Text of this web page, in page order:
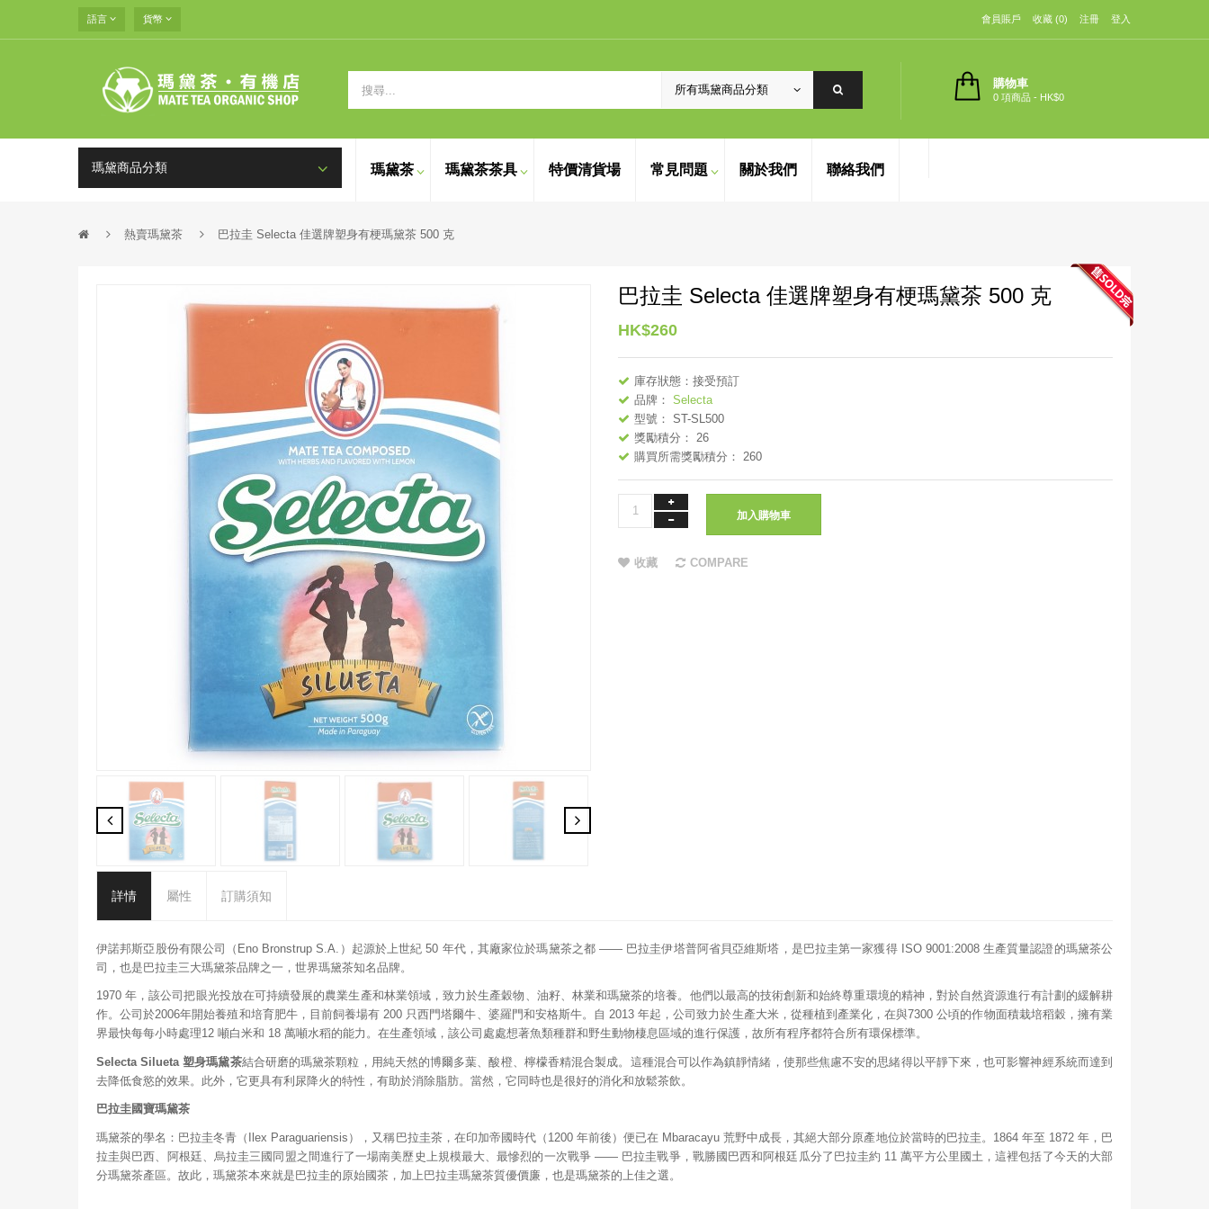
語言 貨幣 會員賬戶 收藏 (0) 注冊 登入
購物車
0 項商品 - HK$0
瑪黛商品分類 瑪黛茶 瑪黛茶茶具 特價清貨場 常見問題 關於我們 聯絡我們
熱賣瑪黛茶 巴拉圭 Selecta 佳選牌塑身有梗瑪黛茶 500 克
巴拉圭 Selecta 佳選牌塑身有梗瑪黛茶 500 克
HK$260
庫存狀態：接受預訂
品牌： Selecta
型號： ST-SL500
獎勵積分： 26
購買所需獎勵積分： 260
加入購物車
收藏 COMPARE
詳情 屬性 訂購須知
伊諾邦斯亞股份有限公司（Eno Bronstrup S.A.）起源於上世紀 50 年代，其廠家位於瑪黛茶之都 —— 巴拉圭伊塔普阿省貝亞維斯塔，是巴拉圭第一家獲得 ISO 9001:2008 生產質量認證的瑪黛茶公
司，也是巴拉圭三大瑪黛茶品牌之一，世界瑪黛茶知名品牌。
1970 年，該公司把眼光投放在可持續發展的農業生產和林業領域，致力於生產穀物、油籽、林業和瑪黛茶的培養。他們以最高的技術創新和始終尊重環境的精神，對於自然資源進行有計劃的緩解耕
作。公司於2006年開始養殖和培育肥牛，目前飼養場有 200 只西門塔爾牛、婆羅門和安格斯牛。自 2013 年起，公司致力於生產大米，從種植到產業化，在與7300 公頃的作物面積栽培稻穀，擁有業
界最快每每小時處理12 噸白米和 18 萬噸水稻的能力。在生產領域，該公司處處想著魚類種群和野生動物棲息區域的進行保護，故所有程序都符合所有環保標準。
Selecta Silueta 塑身瑪黛茶結合研磨的瑪黛茶顆粒，用純天然的博爾多葉、酸橙、檸檬香精混合製成。這種混合可以作為鎮靜情緒，使那些焦慮不安的思緒得以平靜下來，也可影響神經系統而達到
去降低食慾的效果。此外，它更具有利尿降火的特性，有助於消除脂肪。當然，它同時也是很好的消化和放鬆茶飲。
巴拉圭國寶瑪黛茶
瑪黛茶的學名：巴拉圭冬青（Ilex Paraguariensis），又稱巴拉圭茶，在印加帝國時代（1200 年前後）便已在 Mbaracayu 荒野中成長，其絕大部分原產地位於當時的巴拉圭。1864 年至 1872 年，巴
拉圭與巴西、阿根廷、烏拉圭三國同盟之間進行了一場南美歷史上規模最大、最慘烈的一次戰爭 —— 巴拉圭戰爭，戰勝國巴西和阿根廷瓜分了巴拉圭約 11 萬平方公里國土，這裡包括了今天的大部
分瑪黛茶產區。故此，瑪黛茶本來就是巴拉圭的原始國茶，加上巴拉圭瑪黛茶質優價廉，也是瑪黛茶的上佳之選。